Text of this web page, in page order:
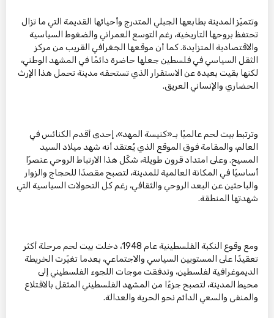
وتتميّز المدينة بطابعها الجبلي المتدرج وأحيائها القديمة التي ما تزال
تحتفظ بروحها التاريخية، رغم التوسع العمراني والضغوط السياسية
والاقتصادية المتزايدة. كما أن موقعها الجغرافي القريب من مركز
الثقل السياسي في فلسطين جعلها حاضرة دائمًا في المشهد الوطني،
لكنها بقيت بعيدة عن الاستقرار الذي تستحقه مدينة تحمل هذا الإرث
الحضاري والإنساني العريق.
وترتبط بيت لحم عالميًا بـ«كنيسة المهد»، إحدى أقدم الكنائس في
العالم، والمقامة فوق الموقع الذي يُعتقد أنه شهد ميلاد السيد
المسيح. وعلى امتداد قرون طويلة، شكّل هذا الارتباط الروحي عنصرًا
أساسيًا في المكانة العالمية للمدينة، لتصبح مقصدًا للحجاج والزوار
والباحثين عن البعد الروحي والثقافي، رغم كل التحولات السياسية التي
شهدتها المنطقة.
ومع وقوع النكبة الفلسطينية عام 1948، دخلت بيت لحم مرحلة أكثر
تعقيدًا على المستويين السياسي والاجتماعي، بعدما تغيّرت الخريطة
الديموغرافية لفلسطين، وتدفقت موجات اللجوء الفلسطيني إلى
محيط المدينة، لتصبح جزءًا من المشهد الفلسطيني المثقل بالاقتلاع
والمنفى والسعي الدائم نحو الحرية والعدالة.